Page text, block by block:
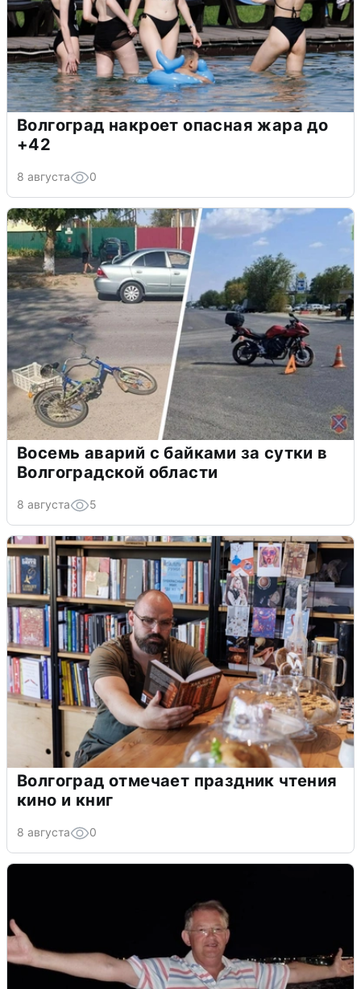
Волгоград накроет опасная жара до
+42
8 августа 0
Восемь аварий с байками за сутки в
Волгоградской области
8 августа 5
Волгоград отмечает праздник чтения
кино и книг
8 августа 0